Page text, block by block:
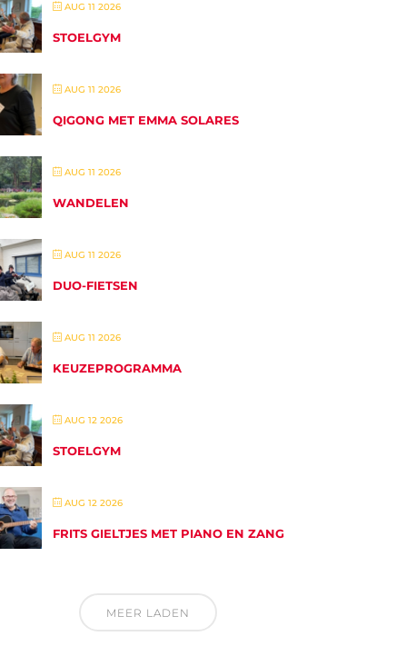
AUG 11 2026
STOELGYM
AUG 11 2026
QIGONG MET EMMA SOLARES
AUG 11 2026
WANDELEN
AUG 11 2026
DUO-FIETSEN
AUG 11 2026
KEUZEPROGRAMMA
AUG 12 2026
STOELGYM
AUG 12 2026
FRITS GIELTJES MET PIANO EN ZANG
MEER LADEN